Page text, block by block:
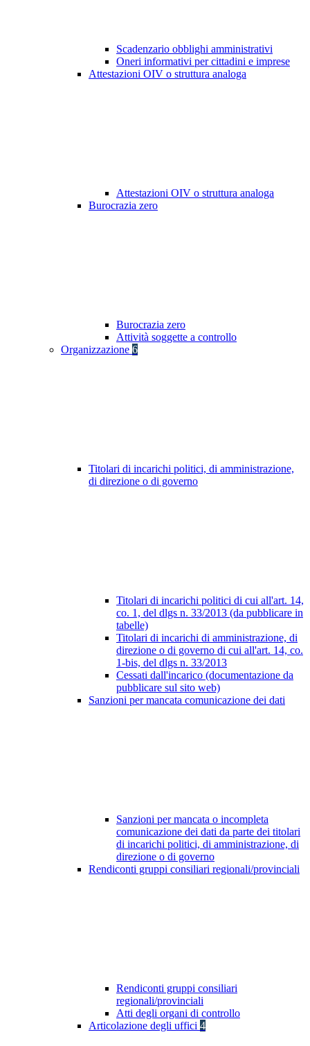
Scadenzario obblighi amministrativi
Oneri informativi per cittadini e imprese
Attestazioni OIV o struttura analoga
Attestazioni OIV o struttura analoga
Burocrazia zero
Burocrazia zero
Attività soggette a controllo
Organizzazione 6
Titolari di incarichi politici, di amministrazione,
di direzione o di governo
Titolari di incarichi politici di cui all'art. 14,
co. 1, del dlgs n. 33/2013 (da pubblicare in
tabelle)
Titolari di incarichi di amministrazione, di
direzione o di governo di cui all'art. 14, co.
1-bis, del dlgs n. 33/2013
Cessati dall'incarico (documentazione da
pubblicare sul sito web)
Sanzioni per mancata comunicazione dei dati
Sanzioni per mancata o incompleta
comunicazione dei dati da parte dei titolari
di incarichi politici, di amministrazione, di
direzione o di governo
Rendiconti gruppi consiliari regionali/provinciali
Rendiconti gruppi consiliari
regionali/provinciali
Atti degli organi di controllo
Articolazione degli uffici 4